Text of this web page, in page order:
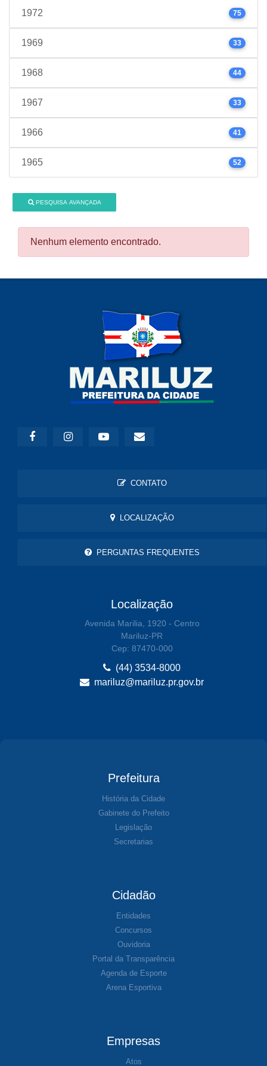
1972 75
1969 33
1968 44
1967 33
1966 41
1965 52
PESQUISA AVANÇADA
Nenhum elemento encontrado.
CONTATO
LOCALIZAÇÃO
PERGUNTAS FREQUENTES
Localização
Avenida Marilia, 1920 - Centro
Mariluz-PR
Cep: 87470-000
(44) 3534-8000
mariluz@mariluz.pr.gov.br
Prefeitura
História da Cidade
Gabinete do Prefeito
Legislação
Secretarias
Cidadão
Entidades
Concursos
Ouvidoria
Portal da Transparência
Agenda de Esporte
Arena Esportiva
Empresas
Atos